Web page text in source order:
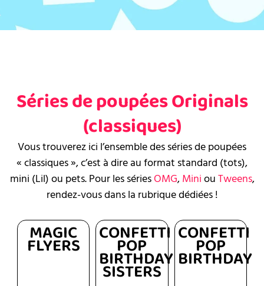
Séries de poupées Originals
(classiques)
Vous trouverez ici l’ensemble des séries de poupées
« classiques », c’est à dire au format standard (tots),
mini (Lil) ou pets. Pour les sériesOMG, Mini ou Tweens,
rendez-vous dans la rubrique dédiées !
MAGIC
FLYERS CONFETTI
POP
BIRTHDAY
SISTERS
CONFETTI
POP
BIRTHDAY